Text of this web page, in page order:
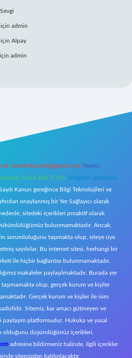
Sevgi
için admin
için Alpay
için admin
backlinkpaneli@gmail.com Teams:
0262 606 0 726 Telegram: @karabul
Kanun gereğince Bilgi Teknolojileri ve
onaylanmış bir Yer Sağlayıcı olarak
sitedeki içerikleri proaktif olarak
bulunmamaktadır. Ancak,
sorumluluğunu taşımakta olup, siteye üye
sayılırlar. Bu internet sitesi, herhangi bir
ile hiçbir bağlantısı bulunmamaktadır.
makaleler paylaşılmaktadır. Burada yer
olup, gerçek kurum ve kişiler
Gerçek kurum ve kişiler ile isim
Sitemiz, kar amacı gütmeyen ve
platformudur. Hukuka ve yasal
olduğunu düşündüğünüz içerikleri,
adresine bildirmeniz halinde, ilgili içerikler
sitemizden kaldırılacaktır.